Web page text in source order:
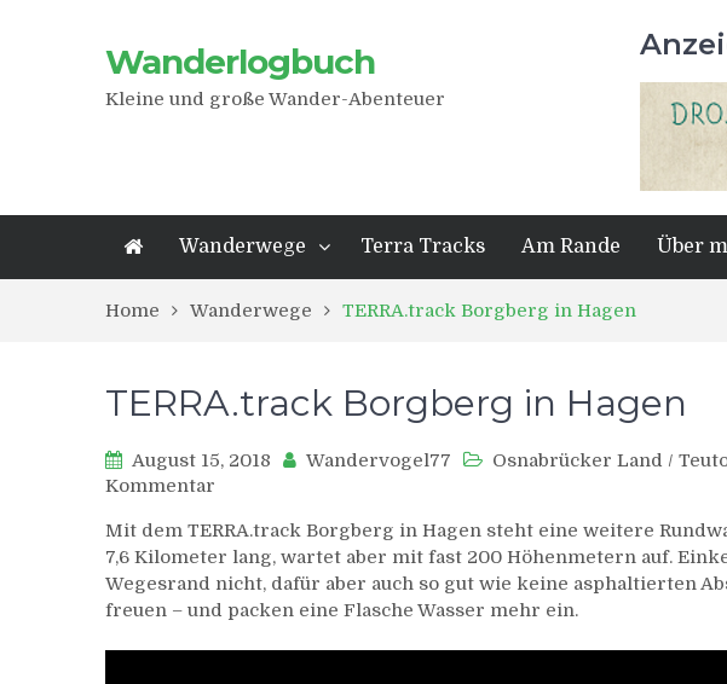
Wanderlogbuch
Kleine und große Wander-Abenteuer
Wanderwege Terra Tracks Am Rande Über
Home Wanderwege TERRA.track Borgberg in Hagen
TERRA.track Borgberg in Hagen
August 15, 2018 Wandervogel77 Osnabrücker Land /
Kommentar
Borgberg
in
Hagen
Mit dem TERRA.track Borgberg in Hagen steht eine weitere
7,6 Kilometer lang, wartet aber mit fast 200 Höhenmetern auf.
Wegesrand nicht, dafür aber auch so gut wie keine asphaltierten
freuen – und packen eine Flasche Wasser mehr ein.